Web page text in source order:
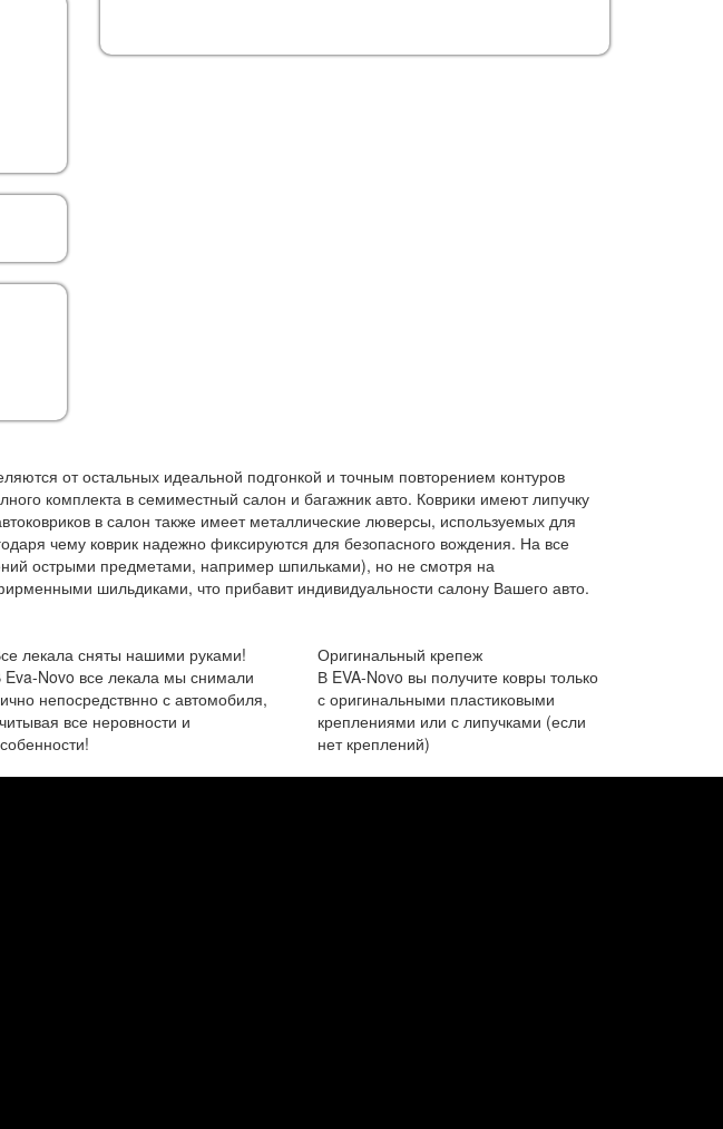
от остальных идеальной подгонкой и точным повторением контуров
комплекта в семиместный салон и багажник авто. Коврики имеют липучку
в салон также имеет металлические люверсы, используемых для
чему коврик надежно фиксируются для безопасного вождения. На все
острыми предметами, например шпильками), но не смотря на
шильдиками, что прибавит индивидуальности салону Вашего авто.
лекала сняты нашими руками!
Eva-Novo все лекала мы снимали
непосредствнно с автомобиля,
все неровности и
Оригинальный крепеж
В EVA-Novo вы получите ковры только
с оригинальными пластиковыми
креплениями или с липучками (если
нет креплений)